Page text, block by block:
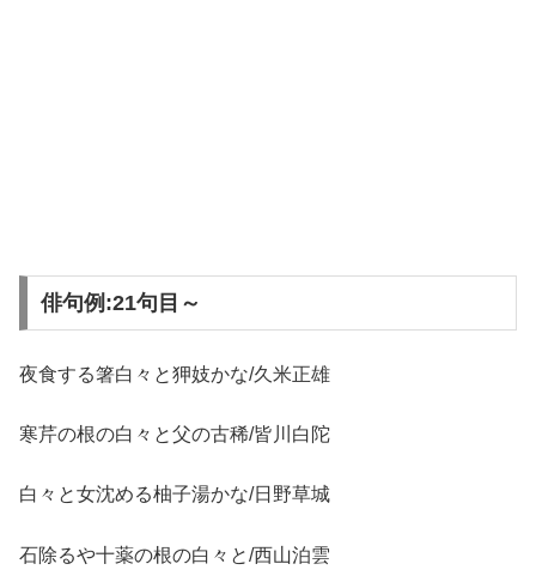
俳句例:21句目～
夜食する箸白々と狎妓かな/久米正雄
寒芹の根の白々と父の古稀/皆川白陀
白々と女沈める柚子湯かな/日野草城
石除るや十薬の根の白々と/西山泊雲